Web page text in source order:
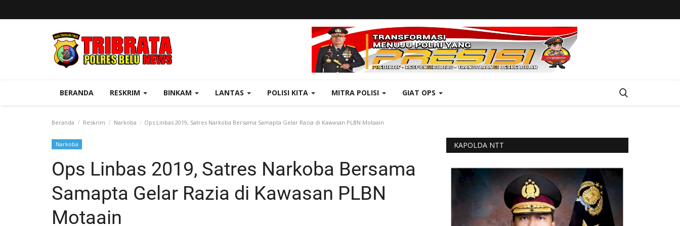
BERANDA RESKRIM BINKAM LANTAS POLISI KITA MITRA POLISI GIAT OPS
Beranda Reskrim Narkoba Ops Linbas 2019, Satres Narkoba Bersama Samapta Gelar Razia di Kawasan PLBN Motaain
Narkoba
Ops Linbas 2019, Satres Narkoba Bersama
Samapta Gelar Razia di Kawasan PLBN
Motaain
KAPOLDA NTT